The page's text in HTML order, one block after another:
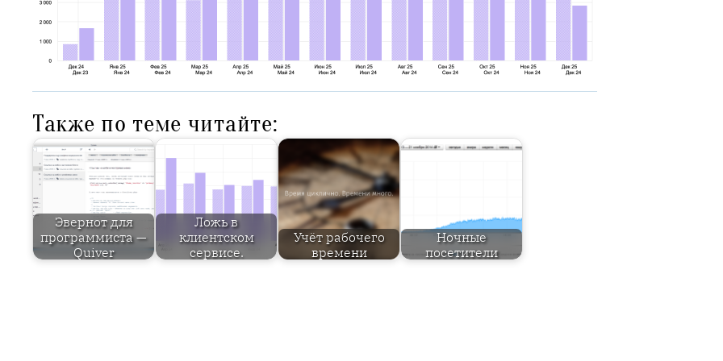
Также по теме читайте:
Эвернот для
программиста —
Quiver
Ложь в
клиентском
сервисе.
Учёт рабочего
времени
Ночные
посетители